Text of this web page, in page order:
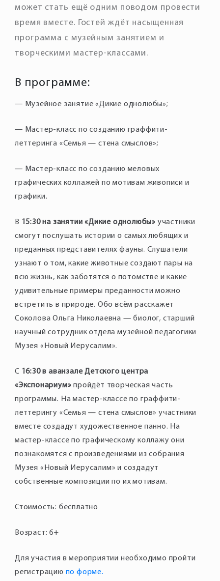
может стать ещё одним поводом провести
время вместе. Гостей ждёт насыщенная
программа с музейным занятием и
творческими мастер-классами.
В программе:
— Музейное занятие «Дикие однолюбы»;
— Мастер-класс по созданию граффити-
леттеринга «Семья — стена смыслов»;
— Мастер-класс по созданию меловых
графических коллажей по мотивам живописи и
графики.
В 15:30 на занятии «Дикие однолюбы» участники
смогут послушать истории о самых любящих и
преданных представителях фауны. Слушатели
узнают о том, какие животные создают пары на
всю жизнь, как заботятся о потомстве и какие
удивительные примеры преданности можно
встретить в природе. Обо всём расскажет
Соколова Ольга Николаевна — биолог, старший
научный сотрудник отдела музейной педагогики
Музея «Новый Иерусалим».
С 16:30 в аванзале Детского центра
«Экспонариум»пройдёт творческая часть
программы. На мастер-классе по граффити-
леттерингу «Семья — стена смыслов» участники
вместе создадут художественное панно. На
мастер-классе по графическому коллажу они
познакомятся с произведениями из собрания
Музея «Новый Иерусалим» и создадут
собственные композиции по их мотивам.
Стоимость: бесплатно
Возраст: 6+
Для участия в мероприятии необходимо пройти
регистрацию по форме.